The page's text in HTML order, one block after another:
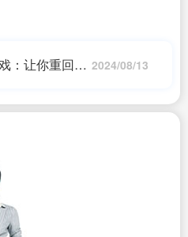
：让你重回经 2024/08/13